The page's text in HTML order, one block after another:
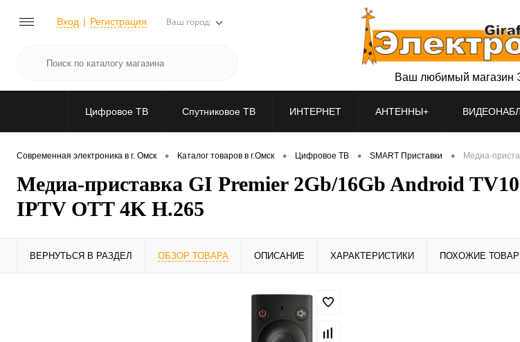
Вход Регистрация Ваш город:
Ваш любимый магазин
Цифровое ТВ Спутниковое ТВ ИНТЕРНЕТ АНТЕННЫ+
Современная электроника в г. Омск • Каталог товаров в г.Омск • Цифровое ТВ • SMART Приставки • Медиа-
Медиа-приставка GI Premier 2Gb/16Gb Android
IPTV OTT 4K H.265
ВЕРНУТЬСЯ В РАЗДЕЛ ОБЗОР ТОВАРА ОПИСАНИЕ ХАРАКТЕРИСТИКИ ПОХОЖИЕ